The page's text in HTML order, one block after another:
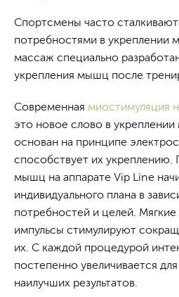
Спортсмены часто
потребностями в
массаж специально
укрепления мышц после
Современная миостимуляция
это новое слово в
основан на принципе
способствует их укреплению.
мышц на аппарате Vip Line
индивидуального плана в
потребностей и целей. Мягкие
импульсы стимулируют
их. С каждой процедурой
постепенно увеличивается
наилучших результатов.